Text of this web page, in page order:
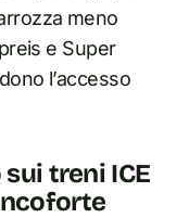
meno
e Super
l’accesso
treni ICE